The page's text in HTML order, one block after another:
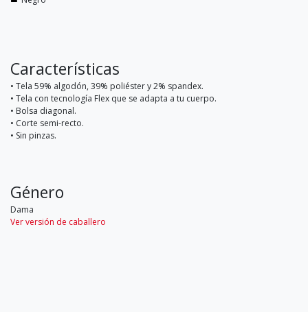
Características
• Tela 59% algodón, 39% poliéster y 2% spandex.
• Tela con tecnología Flex que se adapta a tu cuerpo.
• Bolsa diagonal.
• Corte semi-recto.
• Sin pinzas.
Género
Dama
Ver versión de caballero